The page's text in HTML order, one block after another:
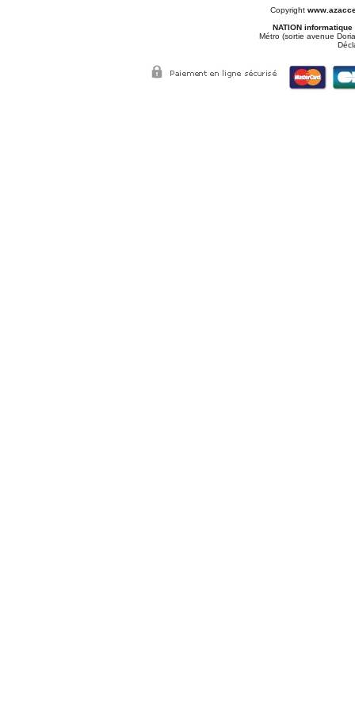
Copyright
NATION informatique
Métro (sortie avenue